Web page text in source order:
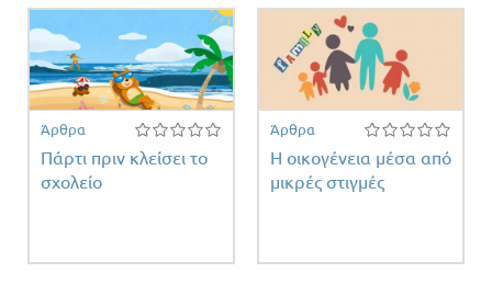
Άρθρα
Πάρτι πριν κλείσει το
σχολείο
Άρθρα
Η οικογένεια μέσα από
μικρές στιγμές